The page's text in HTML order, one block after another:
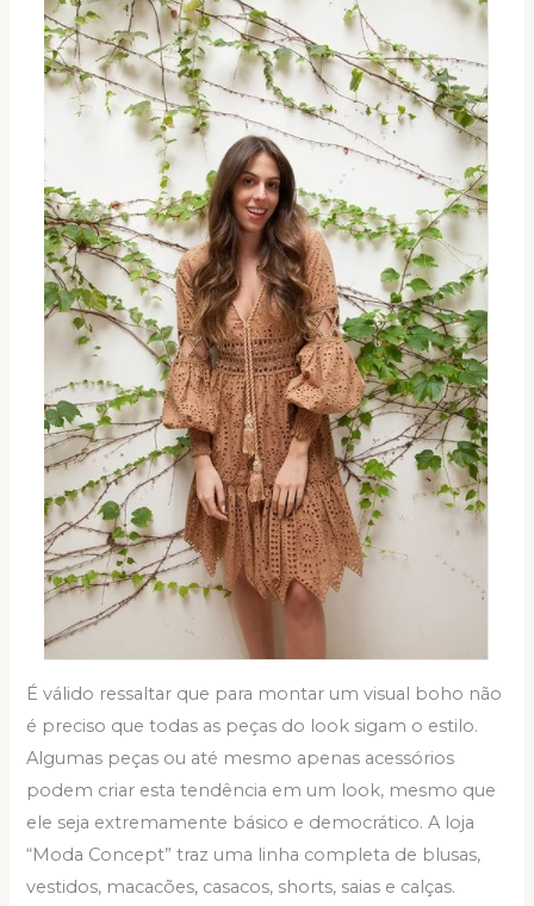
É válido ressaltar que para montar um visual boho não
é preciso que todas as peças do look sigam o estilo.
Algumas peças ou até mesmo apenas acessórios
podem criar esta tendência em um look, mesmo que
ele seja extremamente básico e democrático. A loja
“Moda Concept” traz uma linha completa de blusas,
vestidos, macacões, casacos, shorts, saias e calças.